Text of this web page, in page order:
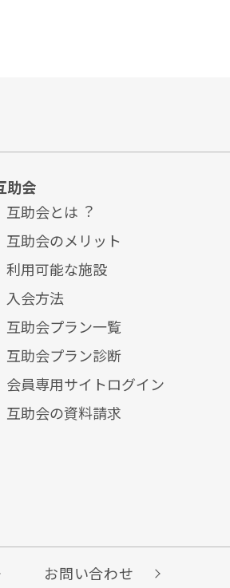
助会
互助会とは︖
互助会のメリット
利⽤可能な施設
入会方法
互助会プラン⼀覧
互助会プラン診断
会員専⽤サイトログイン
互助会の資料請求
お問い合わせ